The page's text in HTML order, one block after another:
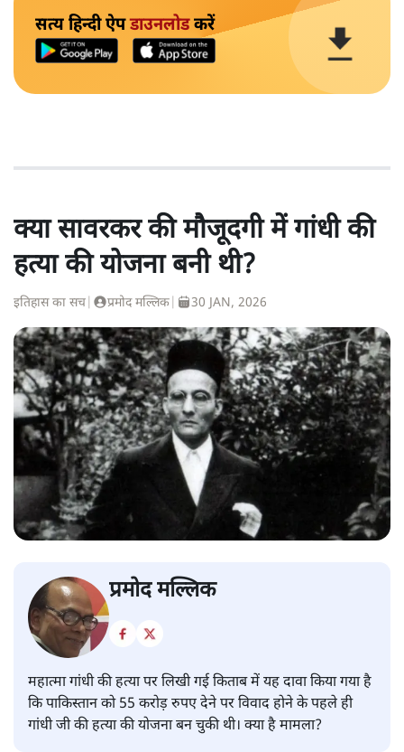
सत्य हिन्दी ऐपडाउनलोडकरें
क्या सावरकर की मौजूदगी में गांधी की
हत्या की योजना बनी थी?
इतिहास का सच प्रमोद मल्लिक 30 JAN, 2026
प्रमोद मल्लिक
महात्मा गांधी की हत्या पर लिखी गई किताब में यह दावा किया गया है
कि पाकिस्तान को 55 करोड़ रुपए देने पर विवाद होने के पहले ही
गांधी जी की हत्या की योजना बन चुकी थी। क्या है मामला?